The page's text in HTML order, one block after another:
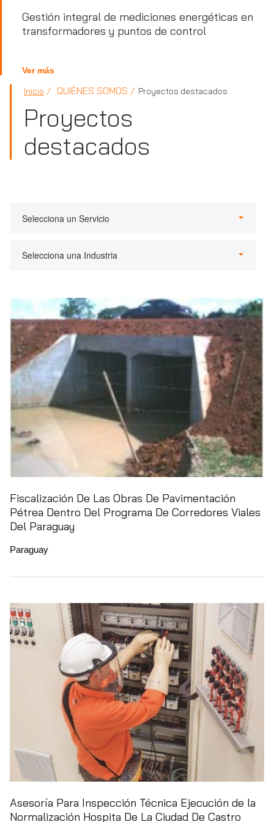
Gestión integral de mediciones energéticas en
transformadores y puntos de control
Ver más
Inicio QUIÉNES SOMOS Proyectos destacados
Proyectos
destacados
Selecciona un Servicio
Selecciona una Industria
Fiscalización De Las Obras De Pavimentación
Pétrea Dentro Del Programa De Corredores Viales
Del Paraguay
Paraguay
Asesoría Para Inspección Técnica Ejecución de la
Normalización Hospita De La Ciudad De Castro